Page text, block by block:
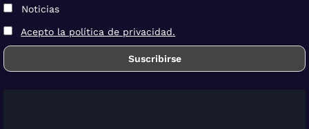
Noticias
Acepto la política de privacidad.